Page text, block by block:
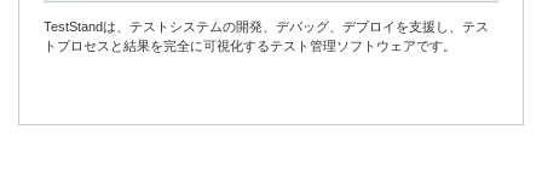
TestStandは、テストシステムの開発、デバッグ、デプロイを支援し、テス
トプロセスと結果を完全に可視化するテスト管理ソフトウェアです。